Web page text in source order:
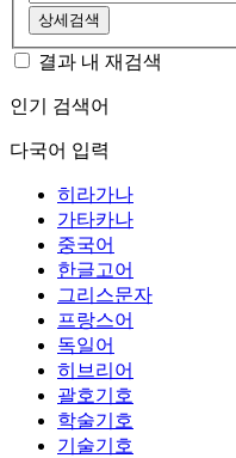
상세검색
결과 내 재검색
인기 검색어
다국어 입력
히라가나
가타카나
중국어
한글고어
그리스문자
프랑스어
독일어
히브리어
괄호기호
학술기호
기술기호